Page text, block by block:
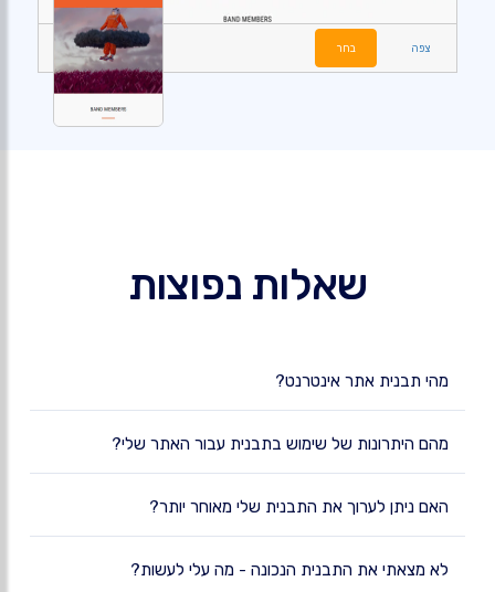
צפה בחר
שאלות נפוצות
מהי תבנית אתר אינטרנט?
מהם היתרונות של שימוש בתבנית עבור האתר שלי?
האם ניתן לערוך את התבנית שלי מאוחר יותר?
לא מצאתי את התבנית הנכונה - מה עלי לעשות?